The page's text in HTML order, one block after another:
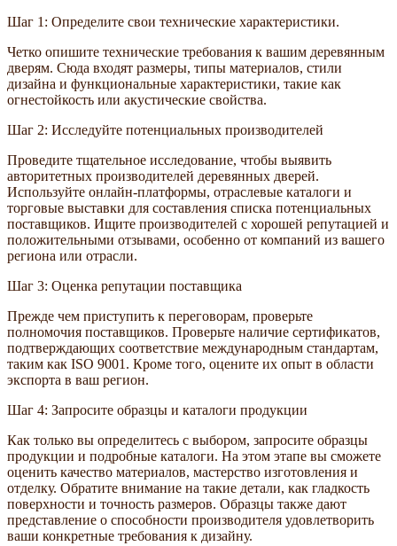
Шаг 1: Определите свои технические характеристики.
Четко опишите технические требования к вашим деревянным
дверям. Сюда входят размеры, типы материалов, стили
дизайна и функциональные характеристики, такие как
огнестойкость или акустические свойства.
Шаг 2: Исследуйте потенциальных производителей
Проведите тщательное исследование, чтобы выявить
авторитетных производителей деревянных дверей.
Используйте онлайн-платформы, отраслевые каталоги и
торговые выставки для составления списка потенциальных
поставщиков. Ищите производителей с хорошей репутацией и
положительными отзывами, особенно от компаний из вашего
региона или отрасли.
Шаг 3: Оценка репутации поставщика
Прежде чем приступить к переговорам, проверьте
полномочия поставщиков. Проверьте наличие сертификатов,
подтверждающих соответствие международным стандартам,
таким как ISO 9001. Кроме того, оцените их опыт в области
экспорта в ваш регион.
Шаг 4: Запросите образцы и каталоги продукции
Как только вы определитесь с выбором, запросите образцы
продукции и подробные каталоги. На этом этапе вы сможете
оценить качество материалов, мастерство изготовления и
отделку. Обратите внимание на такие детали, как гладкость
поверхности и точность размеров. Образцы также дают
представление о способности производителя удовлетворить
ваши конкретные требования к дизайну.